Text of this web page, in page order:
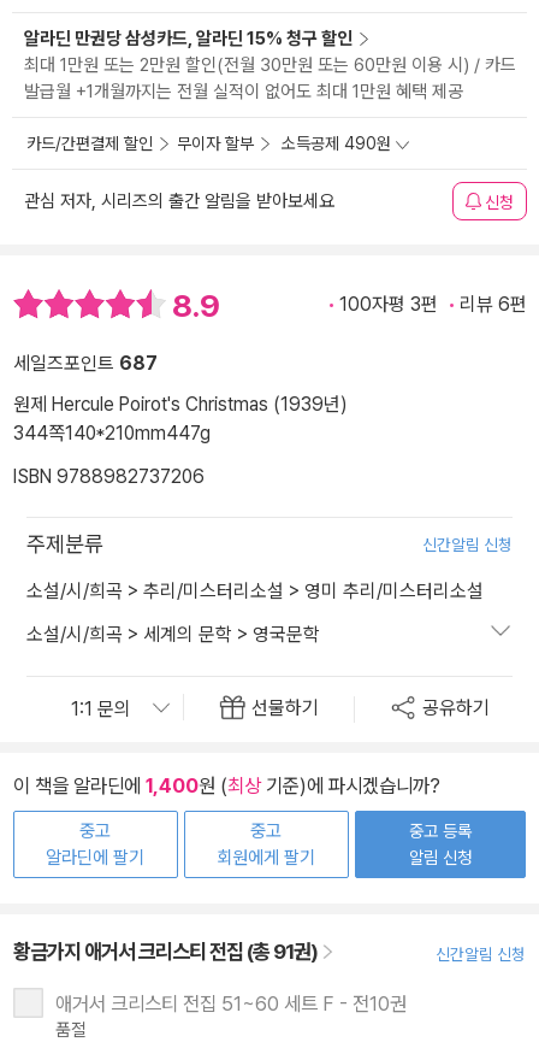
알라딘 만권당 삼성카드, 알라딘 15% 청구 할인
최대 1만원 또는 2만원 할인(전월 30만원 또는 60만원 이용 시) / 카드
발급월 +1개월까지는 전월 실적이 없어도 최대 1만원 혜택 제공
카드/간편결제 할인 무이자 할부 소득공제 490원
관심 저자, 시리즈의 출간 알림을 받아보세요 신청
8.9 100자평 3편 리뷰 6편
세일즈포인트 687
원제 Hercule Poirot's Christmas (1939년)
344쪽140*210mm447g
ISBN 9788982737206
주제분류 신간알림 신청
소설/시/희곡 > 추리/미스터리소설 > 영미 추리/미스터리소설
소설/시/희곡 > 세계의 문학 > 영국문학
선물하기 공유하기
이 책을 알라딘에 1,400원 (최상기준)에 파시겠습니까?
중고
알라딘에 팔기
중고
회원에게 팔기
중고 등록
알림 신청
황금가지 애거서 크리스티 전집 (총 91권) 신간알림 신청
애거서 크리스티 전집 51~60 세트 F - 전10권
품절